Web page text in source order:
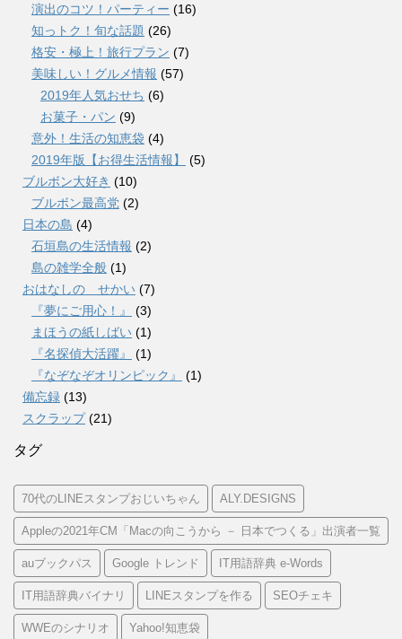
演出のコツ！パーティー (16)
知っトク！旬な話題 (26)
格安・極上！旅行プラン (7)
美味しい！グルメ情報 (57)
2019年人気おせち (6)
お菓子・パン (9)
意外！生活の知恵袋 (4)
2019年版【お得生活情報】
(5)
ブルボン大好き (10)
ブルボン最高党 (2)
日本の島 (4)
石垣島の生活情報 (2)
島の雑学全般 (1)
おはなしの せかい (7)
『夢にご用心！』
(3)
まほうの紙しばい (1)
『名探偵大活躍』
(1)
『なぞなぞオリンピック』
(1)
備忘録 (13)
スクラップ(21)
タグ
70代のLINEスタンプおじいちゃん ALY.DESIGNS
Appleの2021年CM「Macの向こうから － 日本でつくる」出演者一覧
auブックパス Google トレンド IT用語辞典 e-Words
IT用語辞典バイナリ LINEスタンプを作る SEOチェキ
WWEのシナリオ Yahoo!知恵袋